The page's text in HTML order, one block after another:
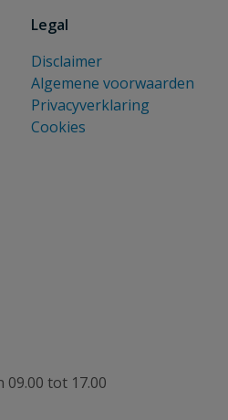
Legal
Disclaimer
Algemene voorwaarden
Privacyverklaring
Cookies
tot 17.00